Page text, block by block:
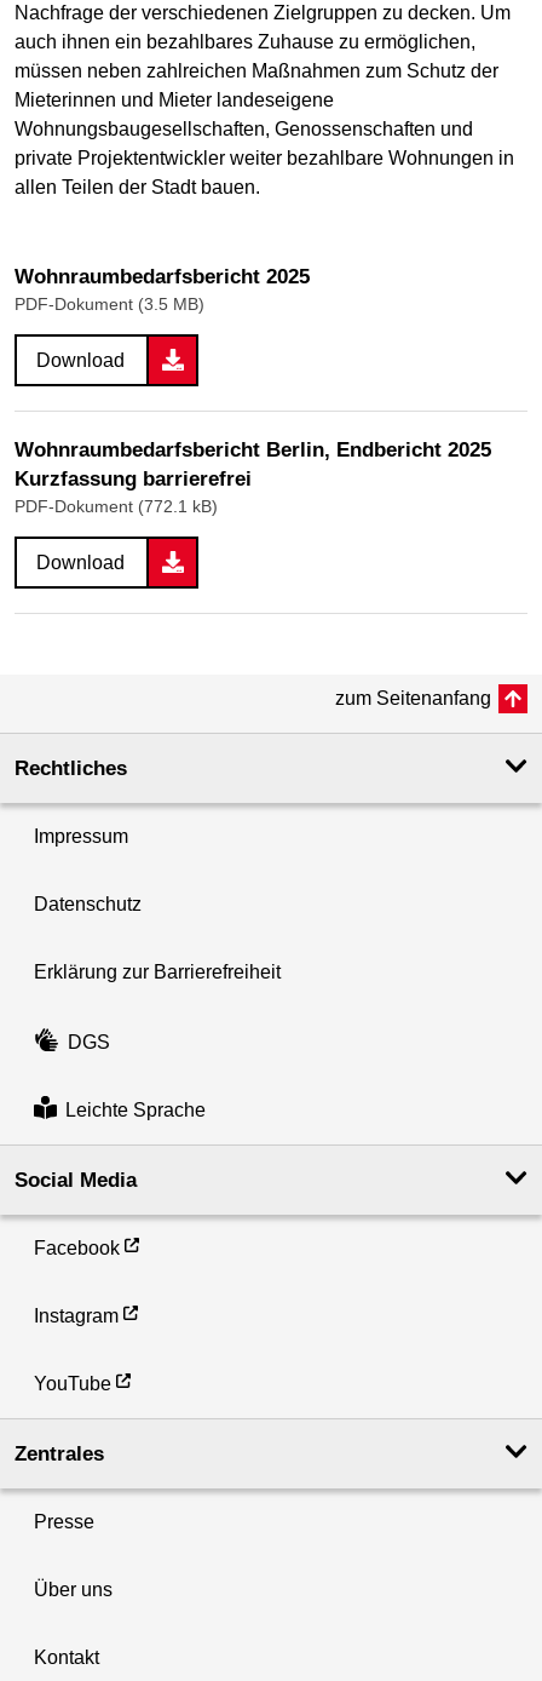
Nachfrage der verschiedenen Zielgruppen zu decken. Um
auch ihnen ein bezahlbares Zuhause zu ermöglichen,
müssen neben zahlreichen Maßnahmen zum Schutz der
Mieterinnen und Mieter landeseigene
Wohnungsbaugesellschaften, Genossenschaften und
private Projektentwickler weiter bezahlbare Wohnungen in
allen Teilen der Stadt bauen.
Wohnraumbedarfsbericht 2025
PDF-Dokument (3.5 MB)
Download
Wohnraumbedarfsbericht Berlin, Endbericht 2025
Kurzfassung barrierefrei
PDF-Dokument (772.1 kB)
Download
zum Seitenanfang
Rechtliches
Impressum
Datenschutz
Erklärung zur Barrierefreiheit
DGS
Leichte Sprache
Social Media
Facebook
Instagram
YouTube
Zentrales
Presse
Über uns
Kontakt